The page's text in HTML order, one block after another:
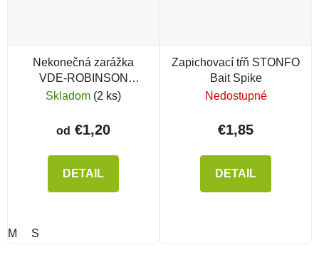
Nekonečná zarážka
VDE-ROBINSON
Quickstop
Skladom (2 ks)
od €1,20
DETAIL
M S
Zapichovací tŕň STONFO
Bait Spike
Nedostupné
€1,85
DETAIL